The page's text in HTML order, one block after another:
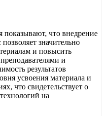
показывают, что внедрение
значительно
и повысить
и
результатов
усвоения материала и
что свидетельствует о
на